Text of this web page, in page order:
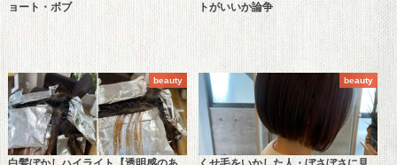
ョート・ボブ
トがいいか論争
beauty beauty